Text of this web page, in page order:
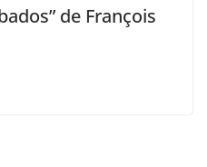
de François